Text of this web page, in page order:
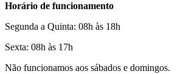
Horário de funcionamento
Segunda a Quinta: 08h às 18h
Sexta: 08h às 17h
Não funcionamos aos sábados e domingos.